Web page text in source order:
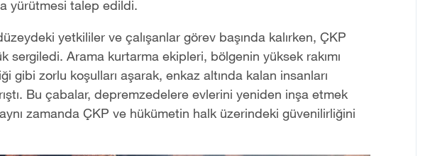
yürütmesi talep edildi.
yetkililer ve çalışanlar görev başında kalırken, ÇKP
sergiledi. Arama kurtarma ekipleri, bölgenin yüksek rakımı
gibi zorlu koşulları aşarak, enkaz altında kalan insanları
Bu çabalar, depremzedelere evlerini yeniden inşa etmek
zamanda ÇKP ve hükümetin halk üzerindeki güvenilirliğini